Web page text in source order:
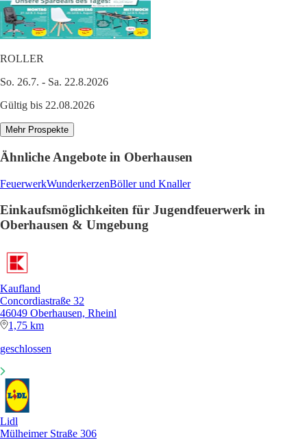
ROLLER
So. 26.7. - Sa. 22.8.2026
Gültig bis 22.08.2026
Mehr Prospekte
Ähnliche Angebote in Oberhausen
FeuerwerkWunderkerzenBöller und Knaller
Einkaufsmöglichkeiten für Jugendfeuerwerk in
Oberhausen & Umgebung
Kaufland
Concordiastraße 32
46049 Oberhausen, Rheinl
1,75 km
geschlossen
Lidl
Mülheimer Straße 306